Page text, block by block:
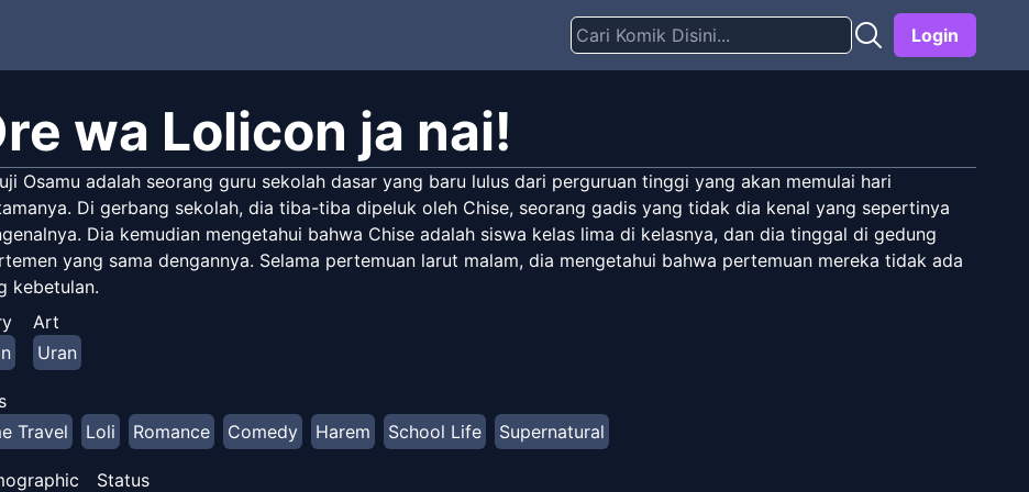
Login
wa Lolicon ja nai!
Osamu adalah seorang guru sekolah dasar yang baru lulus dari perguruan tinggi yang akan memulai hari
Di gerbang sekolah, dia tiba-tiba dipeluk oleh Chise, seorang gadis yang tidak dia kenal yang sepertinya
Dia kemudian mengetahui bahwa Chise adalah siswa kelas lima di kelasnya, dan dia tinggal di gedung
yang sama dengannya. Selama pertemuan larut malam, dia mengetahui bahwa pertemuan mereka tidak ada
kebetulan.
Art
Uran
Travel
Loli Romance Comedy Harem School Life Supernatural
Status